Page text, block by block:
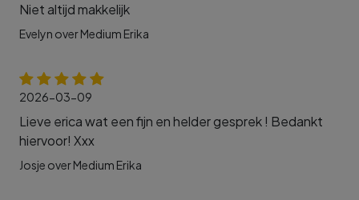
Niet altijd makkelijk
Evelyn over Medium Erika
2026-03-09
Lieve erica wat een fijn en helder gesprek ! Bedankt
hiervoor! Xxx
Josje over Medium Erika